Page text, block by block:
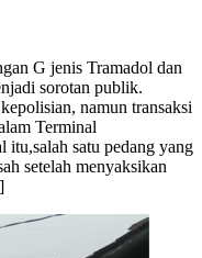
G jenis Tramadol dan
sorotan publik.
namun transaksi
Terminal
satu pedang yang
setelah menyaksikan